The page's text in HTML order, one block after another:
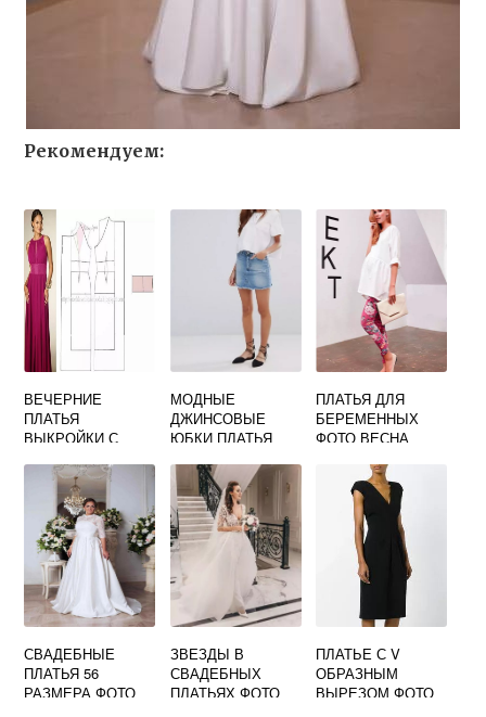
Рекомендуем:
ВЕЧЕРНИЕ
ПЛАТЬЯ
ВЫКРОЙКИ С
МОДНЫЕ
ДЖИНСОВЫЕ
ЮБКИ ПЛАТЬЯ
ПЛАТЬЯ ДЛЯ
БЕРЕМЕННЫХ
ФОТО ВЕСНА
СВАДЕБНЫЕ
ПЛАТЬЯ 56
РАЗМЕРА ФОТО
ЗВЕЗДЫ В
СВАДЕБНЫХ
ПЛАТЬЯХ ФОТО
ПЛАТЬЕ С V
ОБРАЗНЫМ
ВЫРЕЗОМ ФОТО